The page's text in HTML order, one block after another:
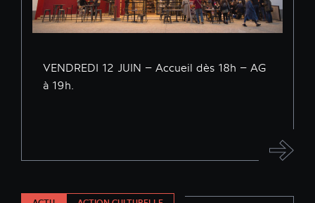
VENDREDI 12 JUIN – Accueil dès 18h – AG
à 19h.